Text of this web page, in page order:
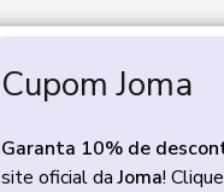
Cupom Joma
Garanta 10% de
site oficial daJoma!